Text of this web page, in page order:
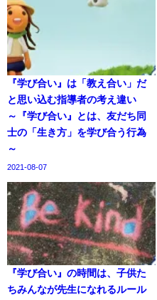
『学び合い』は「教え合い」だ
と思い込む指導者の考え違い
～『学び合い』とは、友だち同
士の「生き方」を学び合う行為
～
2021-08-07
『学び合い』の時間は、子供た
ちみんなが先生になれるルール